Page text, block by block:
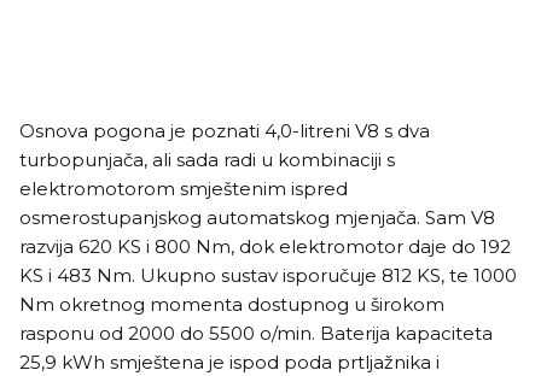
Osnova pogona je poznati 4,0-litreni V8 s dva
turbopunjača, ali sada radi u kombinaciji s
elektromotorom smještenim ispred
osmerostupanjskog automatskog mjenjača. Sam V8
razvija 620 KS i 800 Nm, dok elektromotor daje do 192
KS i 483 Nm. Ukupno sustav isporučuje 812 KS, te 1000
Nm okretnog momenta dostupnog u širokom
rasponu od 2000 do 5500 o/min. Baterija kapaciteta
25,9 kWh smještena je ispod poda prtljažnika i